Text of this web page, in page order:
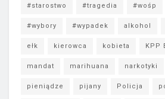
#starostwo #tragedia #wośp
#wybory #wypadek alkohol
ełk kierowca kobieta KPP
mandat marihuana narkotyki
pieniądze pijany Policja